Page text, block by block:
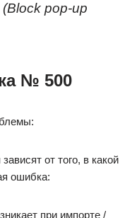
pop-up
№ 500
от того, в какой
ошибка:
при импорте /